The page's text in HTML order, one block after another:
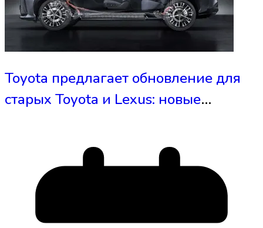
Toyota предлагает обновление для
старых Toyota и Lexus: новые